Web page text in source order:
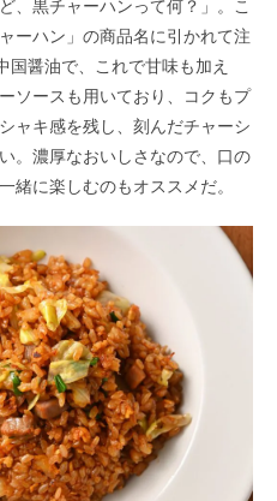
、黒チャーハンって何？」。こ
ーハン」の商品名に引かれて注
国醤油で、これで甘味も加え
ソースも用いており、コクもプ
ャキ感を残し、刻んだチャーシ
。濃厚なおいしさなので、口の
緒に楽しむのもオススメだ。